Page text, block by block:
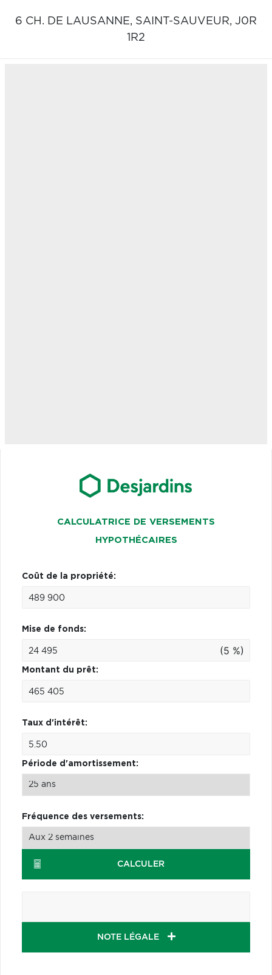
6 CH. DE LAUSANNE, SAINT-SAUVEUR, J0R
1R2
CALCULATRICE DE VERSEMENTS
HYPOTHÉCAIRES
Coût de la propriété:
Mise de fonds:
(5 %)
Montant du prêt:
Taux d'intérêt:
Période d'amortissement:
Fréquence des versements:
CALCULER
NOTE LÉGALE